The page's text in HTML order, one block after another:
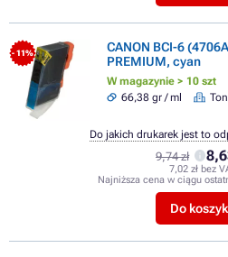
- 11%
CANON BCI-6
PREMIUM, cyan
W magazynie > 10 szt
66,38 gr / ml
9,74 zł
7,02 zł bez
Najniższa cena w ciągu
Do
Do jakich drukarek jest to